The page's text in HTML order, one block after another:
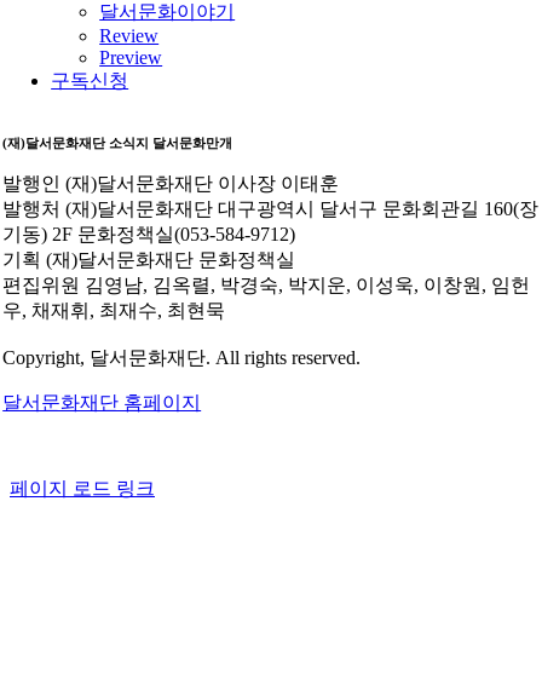
달서문화이야기
Review
Preview
구독신청
(재)달서문화재단 소식지 달서문화만개
발행인 (재)달서문화재단 이사장 이태훈
발행처 (재)달서문화재단 대구광역시 달서구 문화회관길 160(장
기동) 2F 문화정책실(053-584-9712)
기획 (재)달서문화재단 문화정책실
편집위원 김영남, 김옥렬, 박경숙, 박지운, 이성욱, 이창원, 임헌
우, 채재휘, 최재수, 최현묵
Copyright, 달서문화재단. All rights reserved.
달서문화재단 홈페이지
페이지 로드 링크